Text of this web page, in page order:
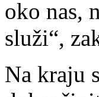
oko nas,
služi“,
Na kraju